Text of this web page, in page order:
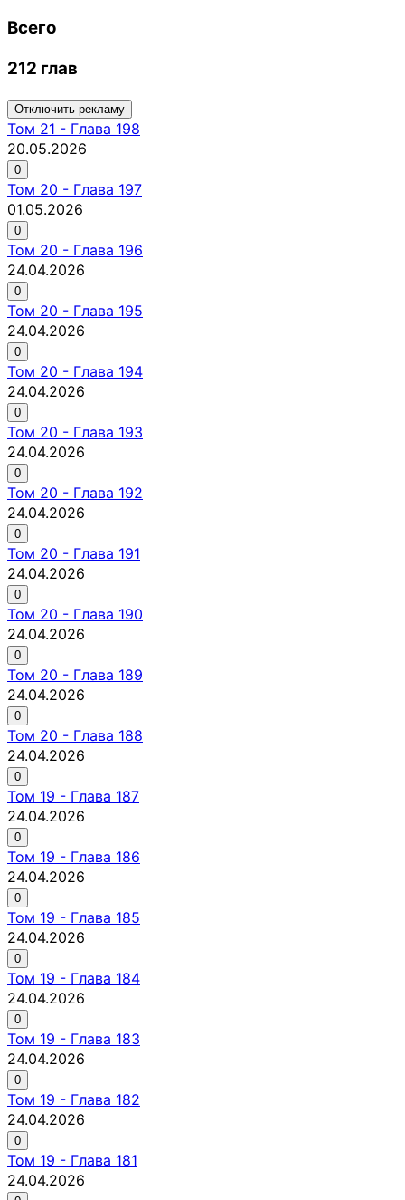
Всего
212 глав
Отключить рекламу
Том 21 - Глава 198
20.05.2026
0
Том 20 - Глава 197
01.05.2026
0
Том 20 - Глава 196
24.04.2026
0
Том 20 - Глава 195
24.04.2026
0
Том 20 - Глава 194
24.04.2026
0
Том 20 - Глава 193
24.04.2026
0
Том 20 - Глава 192
24.04.2026
0
Том 20 - Глава 191
24.04.2026
0
Том 20 - Глава 190
24.04.2026
0
Том 20 - Глава 189
24.04.2026
0
Том 20 - Глава 188
24.04.2026
0
Том 19 - Глава 187
24.04.2026
0
Том 19 - Глава 186
24.04.2026
0
Том 19 - Глава 185
24.04.2026
0
Том 19 - Глава 184
24.04.2026
0
Том 19 - Глава 183
24.04.2026
0
Том 19 - Глава 182
24.04.2026
0
Том 19 - Глава 181
24.04.2026